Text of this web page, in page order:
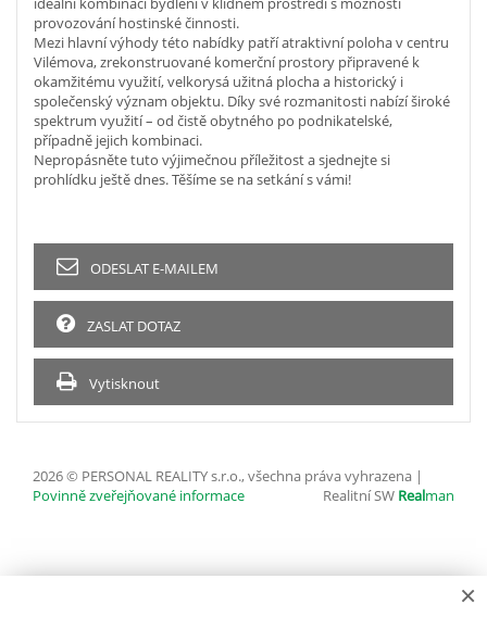
provozování hostinské činnosti.
Mezi hlavní výhody této nabídky patří atraktivní poloha v centru
Vilémova, zrekonstruované komerční prostory připravené k
okamžitému využití, velkorysá užitná plocha a historický i
společenský význam objektu. Díky své rozmanitosti nabízí široké
spektrum využití – od čistě obytného po podnikatelské,
případně jejich kombinaci.
Nepropásněte tuto výjimečnou příležitost a sjednejte si
prohlídku ještě dnes. Těšíme se na setkání s vámi!
ODESLAT E-MAILEM
ZASLAT DOTAZ
Vytisknout
2026 © PERSONAL REALITY s.r.o., všechna práva vyhrazena |
Povinně zveřejňované informace
Realitní SW Realman
×